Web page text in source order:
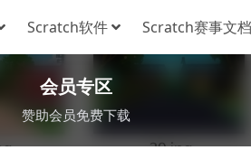
Scratch软件 Scratch赛事文档
会员专区
赞助会员免费下载